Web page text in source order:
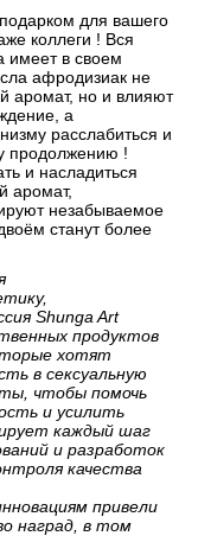
для вашего
коллеги ! Вся
имеет в своем
афродизиак не
аромат, но и влияют
а
расслабиться и
продолжению !
и насладиться
аромат,
незабываемое
станут более
Shunga Art
продуктов
хотят
в сексуальную
чтобы помочь
и усилить
каждый шаг
и разработок
качества
привели
наград, в том